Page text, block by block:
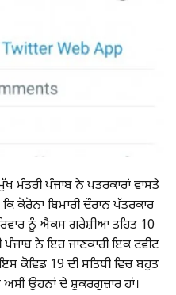
ਮੰਤਰੀ ਪੰਜਾਬ ਨੇ ਪਤਰਕਾਰਾਂ ਵਾਸਤੇ
ਕੋਰੋਨਾ ਬਿਮਾਰੀ ਦੌਰਾਨ ਪੱਤਰਕਾਰ
ਨੂੰ ਐਕਸ ਗਰੇਸ਼ੀਆ ਤਹਿਤ ₹10
ਪੰਜਾਬ ਨੇ ਇਹ ਜਾਣਕਾਰੀ ਇਕ ਟਵੀਟ
ਕੋਵਿਡ 19 ਦੀ ਸਤਿਥੀ ਵਿਚ ਬਹੁਤ
ਉਹਨਾਂ ਦੇ ਸ਼ੁਕਰਗੁਜ਼ਾਰ ਹਾਂ।